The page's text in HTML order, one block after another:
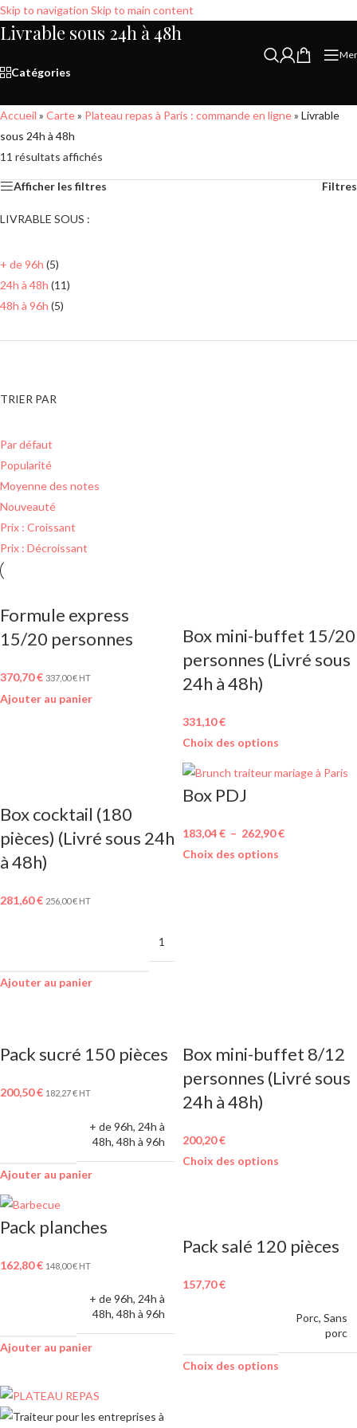
Skip to navigation Skip to main content
Livrable sous 24h à 48h
Catégories
Accueil » Carte» Plateau repas à Paris : commande en ligne» Livrable
sous 24h à 48h
11 résultats affichés
Afficher les filtres Filtres
LIVRABLE SOUS :
+ de 96h (5)
24h à 48h (11)
48h à 96h (5)
TRIER PAR
Par défaut
Popularité
Moyenne des notes
Nouveauté
Prix : Croissant
Prix : Décroissant
Formule express
15/20 personnes
370,70€ 337,00€ HT
Ajouter au panier
Box mini-buffet 15/20
personnes (Livré sous
24h à 48h)
331,10€
Choix des options
Box cocktail (180
pièces) (Livré sous 24h
à 48h)
281,60€ 256,00€ HT
1
Ajouter au panier
Box PDJ
183,04€ – 262,90€
Choix des options
Pack sucré 150 pièces
200,50€ 182,27€ HT
+ de 96h, 24h à
48h, 48h à 96h
Ajouter au panier
Box mini-buffet 8/12
personnes (Livré sous
24h à 48h)
200,20€
Choix des options
Pack planches
162,80€ 148,00€ HT
+ de 96h, 24h à
48h, 48h à 96h
Ajouter au panier
Pack salé 120 pièces
157,70€
Porc, Sans
porc
Choix des options